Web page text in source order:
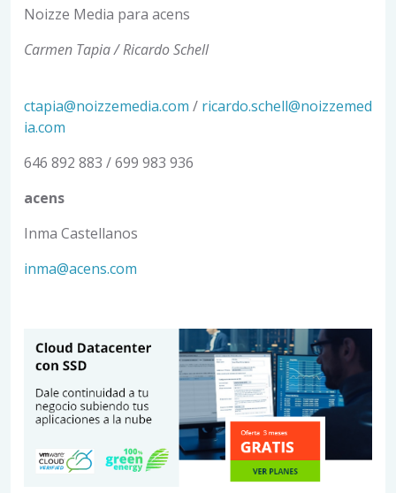
Noizze Media para acens
Carmen Tapia / Ricardo Schell
ctapia@noizzemedia.com / ricardo.schell@noizzemed
ia.com
646 892 883 / 699 983 936
acens
Inma Castellanos
inma@acens.com